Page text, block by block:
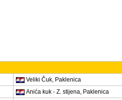
Veliki Čuk, Paklenica
Anića kuk - Z. stijena, Paklenica